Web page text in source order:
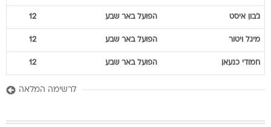
ג'בון איסט הפועל באר שבע 12
מיגל ויטור הפועל באר שבע 12
חמודי כנעאן הפועל באר שבע 12
לרשימה המלאה